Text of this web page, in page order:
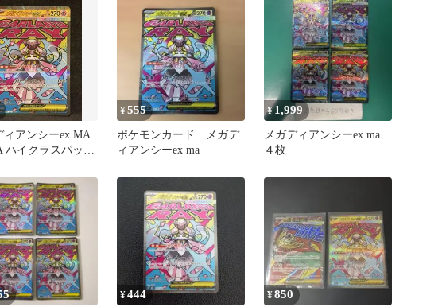
ィアンシーex MA
ハイクラスパック
¥555
ポケモンカード メガデ
ィアンシーex ma
¥1,999
メガディアンシーex ma
４枚
¥444 ¥850